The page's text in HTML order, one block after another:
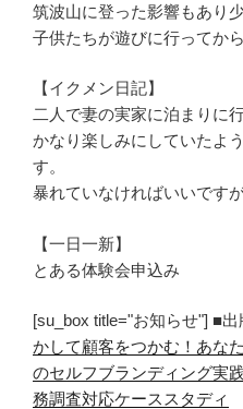
筑波山に登った影響もあり
子供たちが遊びに行ってか
【イクメン日記】
二人で妻の実家に泊まりに
かなり楽しみにしていたよ
す。
暴れていなければいいですが
【一日一新】
とある体験会申込み
[su_box title="お知らせ"] ■
かして顧客をつかむ！あな
のセルフブランディング実
務調査対応ケーススタディ